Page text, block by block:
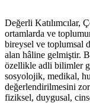
Değerli Katılımcılar,
ortamlarda ve
bireysel ve toplumsal
alan hâline gelmiştir.
özellikle adli bilimler
sosyolojik, medikal,
değerlendirilmesini
fiziksel, duygusal,